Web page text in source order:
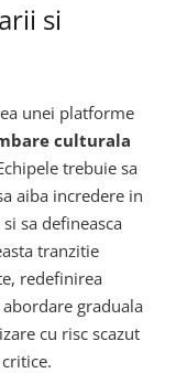
si
unei platforme
culturala
trebuie sa
aiba incredere in
sa defineasca
tranzitie
redefinirea
graduala
cu risc scazut